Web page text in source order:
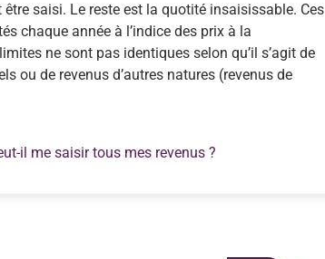
saisi. Le reste est la quotité insaisissable. Ces
chaque année à l’indice des prix à la
ne sont pas identiques selon qu’il s’agit de
ou de revenus d’autres natures (revenus de
il me saisir tous mes revenus ?